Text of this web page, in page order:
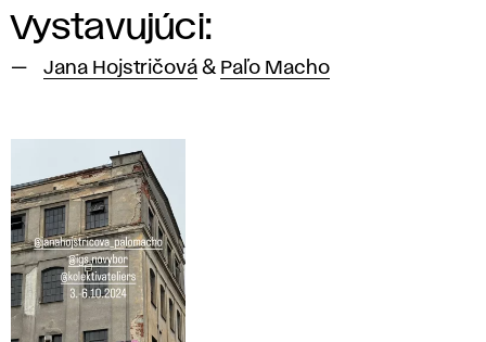
Vystavujúci:
Jana Hojstričová & Paľo Macho